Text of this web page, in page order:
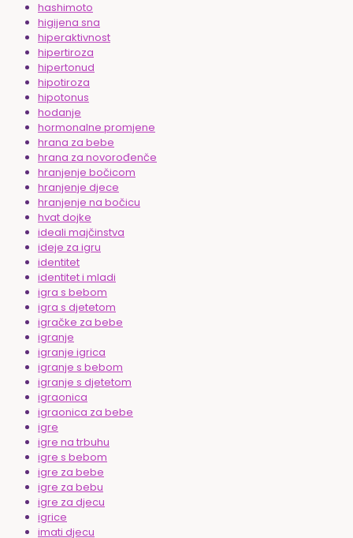
hashimoto
higijena sna
hiperaktivnost
hipertiroza
hipertonud
hipotiroza
hipotonus
hodanje
hormonalne promjene
hrana za bebe
hrana za novorođenče
hranjenje bočicom
hranjenje djece
hranjenje na bočicu
hvat dojke
ideali majčinstva
ideje za igru
identitet
identitet i mladi
igra s bebom
igra s djetetom
igračke za bebe
igranje
igranje igrica
igranje s bebom
igranje s djetetom
igraonica
igraonica za bebe
igre
igre na trbuhu
igre s bebom
igre za bebe
igre za bebu
igre za djecu
igrice
imati djecu